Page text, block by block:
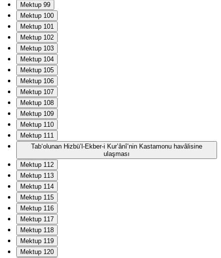
Mektup 99
Mektup 100
Mektup 101
Mektup 102
Mektup 103
Mektup 104
Mektup 105
Mektup 106
Mektup 107
Mektup 108
Mektup 109
Mektup 110
Mektup 111
Tab‘olunan Hizbü’l-Ekber-i Kur’ânî’nin Kastamonu havâlisine
ulaşması
Mektup 112
Mektup 113
Mektup 114
Mektup 115
Mektup 116
Mektup 117
Mektup 118
Mektup 119
Mektup 120